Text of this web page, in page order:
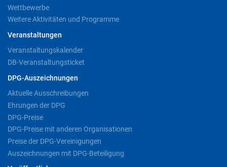
Wettbewerbe
Weitere Aktivitäten und Programme
Veranstaltungen
Veranstaltungskalender
DB-Veranstaltungsticket
DPG-Auszeichnungen
Aktuelle Ausschreibungen
Ehrungen der DPG
DPG-Preise
DPG-Preise mit anderen Organisationen
Preise der DPG-Vereinigungen
Auszeichnungen mit DPG-Beteiligung